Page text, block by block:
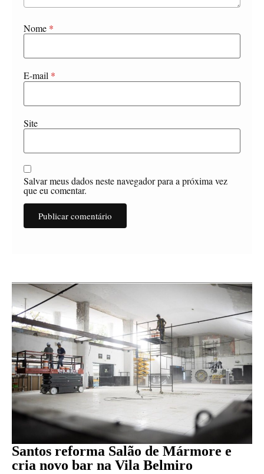
Nome *
E-mail *
Site
Salvar meus dados neste navegador para a próxima vez
que eu comentar.
Santos reforma Salão de Mármore e
cria novo bar na Vila Belmiro